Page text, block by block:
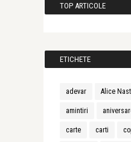
TOP ARTICOLE
ETICHETE
adevar Alice
amintiri
carte carti